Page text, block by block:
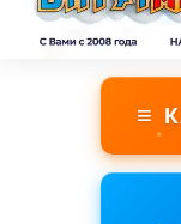
≡